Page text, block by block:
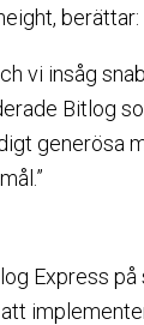
berättar:
vi insåg
Bitlog
generösa
Express